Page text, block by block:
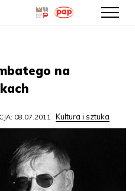
treści
na
08.07.2011 Kultura i sztuka